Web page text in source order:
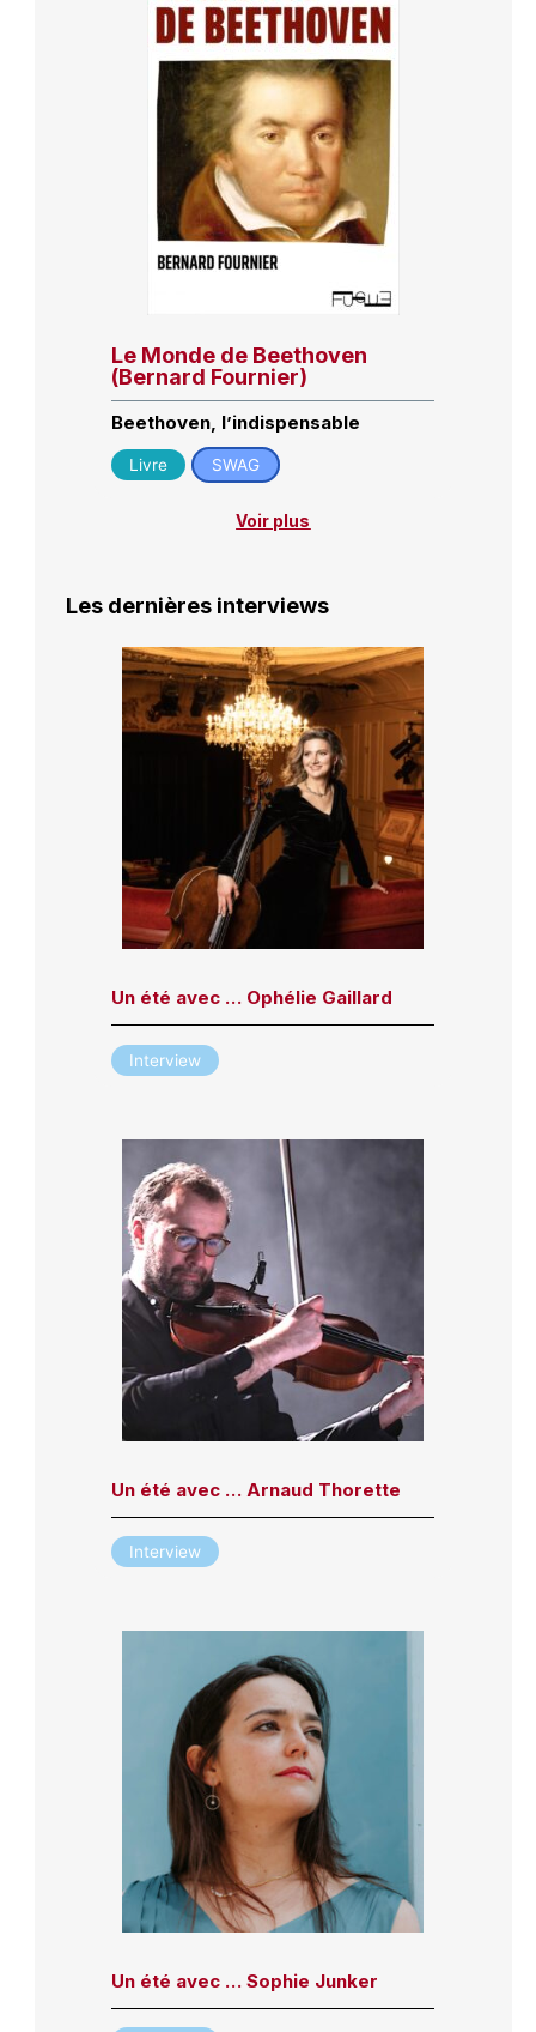
Le Monde de Beethoven
(Bernard Fournier)
Beethoven, l’indispensable
Livre SWAG
Voir plus
Les dernières interviews
Un été avec … Ophélie Gaillard
Interview
Un été avec … Arnaud Thorette
Interview
Un été avec … Sophie Junker